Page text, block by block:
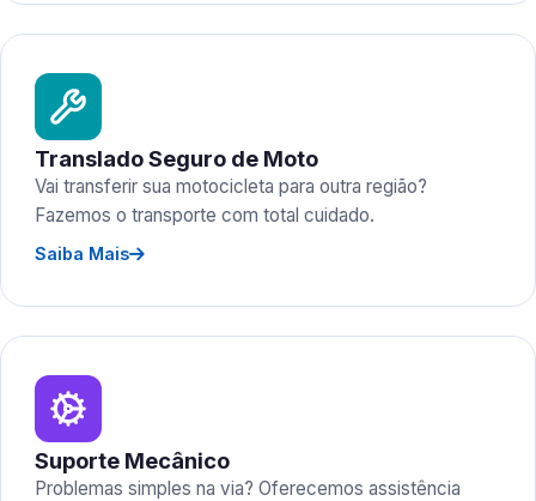
Translado Seguro de Moto
Vai transferir sua motocicleta para outra região?
Fazemos o transporte com total cuidado.
Saiba Mais
Suporte Mecânico
Problemas simples na via? Oferecemos assistência